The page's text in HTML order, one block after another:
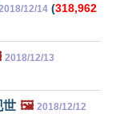
12/14 (318,962
2018/12/13
世 🖼️ 2018/12/12